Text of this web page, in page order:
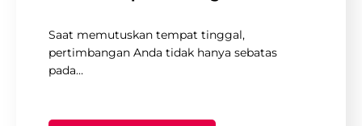
Saat memutuskan tempat tinggal,
pertimbangan Anda tidak hanya sebatas
pada…